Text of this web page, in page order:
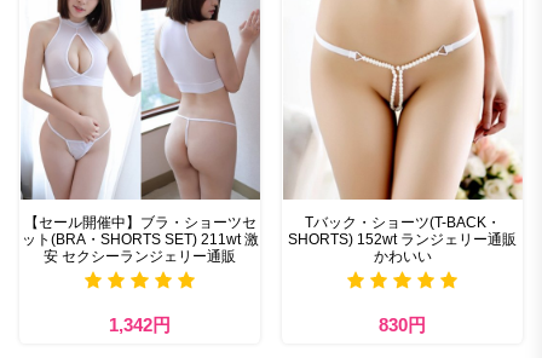
【セール開催中】ブラ・ショーツセ
ット(BRA・SHORTS SET) 211wt 激
安 セクシーランジェリー通販
1,342円
Tバック・ショーツ(T-BACK・
SHORTS) 152wt ランジェリー通販
かわいい
830円